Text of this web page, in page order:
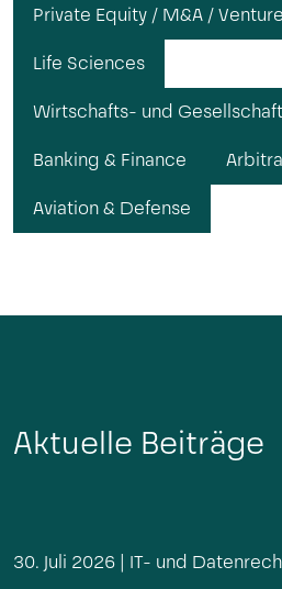
Private Equity / M&A /
Life Sciences
Wirtschafts- und
Banking & Finance
Aviation & Defense
Aktuelle Beiträge
30. Juli 2026 | IT- und